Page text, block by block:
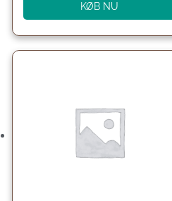
KØB NU
249.95kr..149.95kr..